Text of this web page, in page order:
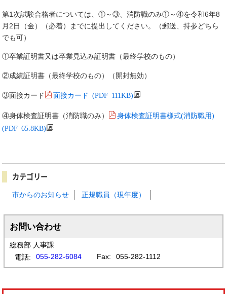
第1次試験合格者については、①～③、消防職のみ①～④を令和6年8
月2日（金）（必着）までに提出してください。（郵送、持参どちら
でも可）
①卒業証明書又は卒業見込み証明書（最終学校のもの）
②成績証明書（最終学校のもの）（開封無効）
③面接カード 面接カード (PDF 111KB)
④身体検査証明書（消防職のみ）
身体検査証明書様式(消防職用)
(PDF 65.8KB)
カテゴリー
市からのお知らせ 正規職員（現年度）
お問い合わせ
総務部 人事課
電話:
055-282-6084 Fax: 055-282-1112